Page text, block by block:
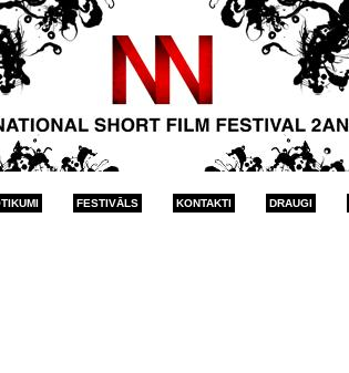
FESTIVĀLS KONTAKTI DRAUGI